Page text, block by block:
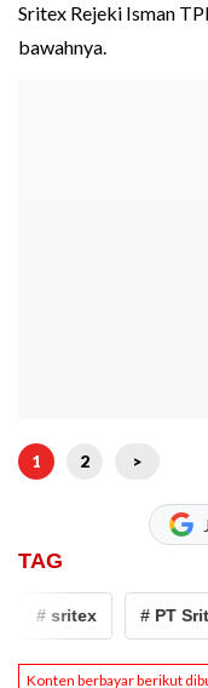
Sritex Rejeki Isman
bawahnya.
1 2 >
TAG
# sritex # PT Sritex